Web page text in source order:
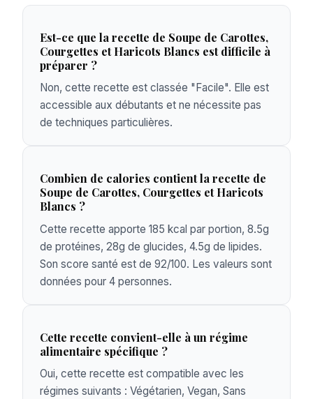
Est-ce que la recette de Soupe de Carottes,
Courgettes et Haricots Blancs est difficile à
préparer ?
Non, cette recette est classée "Facile". Elle est
accessible aux débutants et ne nécessite pas
de techniques particulières.
Combien de calories contient la recette de
Soupe de Carottes, Courgettes et Haricots
Blancs ?
Cette recette apporte 185 kcal par portion, 8.5g
de protéines, 28g de glucides, 4.5g de lipides.
Son score santé est de 92/100. Les valeurs sont
données pour 4 personnes.
Cette recette convient-elle à un régime
alimentaire spécifique ?
Oui, cette recette est compatible avec les
régimes suivants : Végétarien, Vegan, Sans